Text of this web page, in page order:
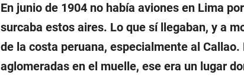
En junio de 1904 no había aviones en Lima
surcaba estos aires. Lo que sí llegaban, y a
de la costa peruana, especialmente al
aglomeradas en el muelle, ese era un lugar